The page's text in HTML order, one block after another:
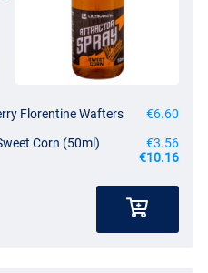
Florentine Wafters
€6.60
Corn (50ml)
€3.56
€10.16